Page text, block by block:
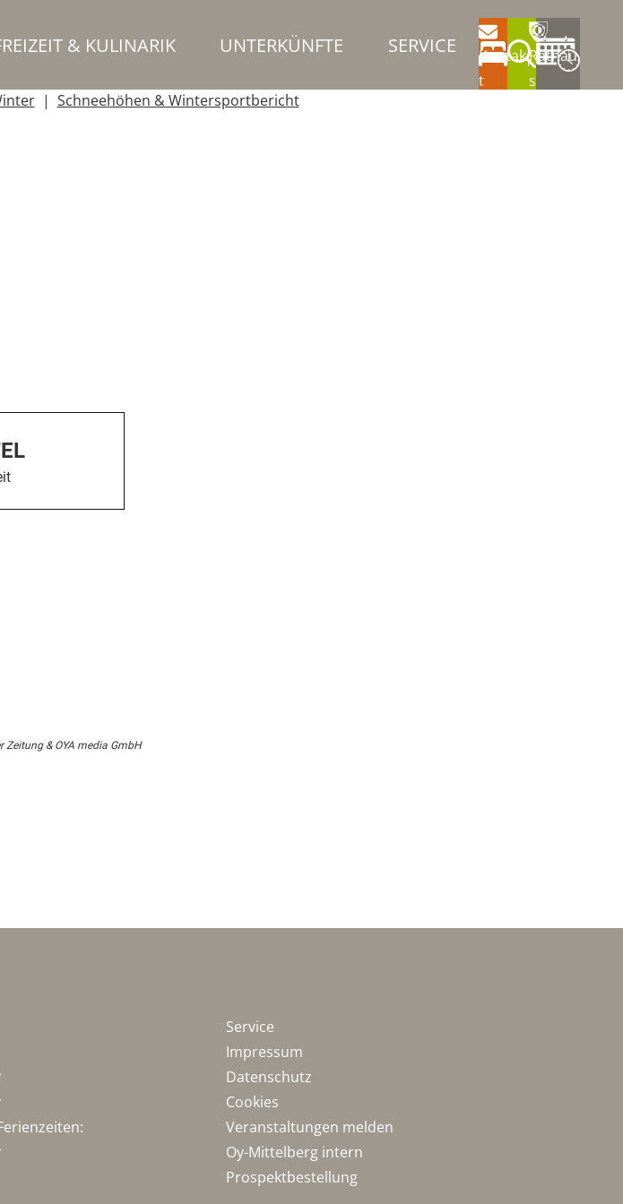
& KULINARIK UNTERKÜNFTE SERVICE
Kontak
t
Rathau
s
Schneehöhen & Wintersportbericht
Zeitung & OYA media GmbH
Service
Impressum
Datenschutz
Cookies
Veranstaltungen melden
Oy-Mittelberg intern
Prospektbestellung